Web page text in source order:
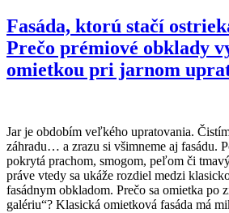
Fasáda, ktorú stačí
Prečo prémiové obklady
omietkou pri jarnom
Jar je obdobím veľkého upratovania.
záhradu… a zrazu si všimneme aj fasádu.
pokrytá prachom, smogom, peľom či
práve vtedy sa ukáže rozdiel medzi
fasádnym obkladom. Prečo sa omietka po
galériu“? Klasická omietková fasáda má